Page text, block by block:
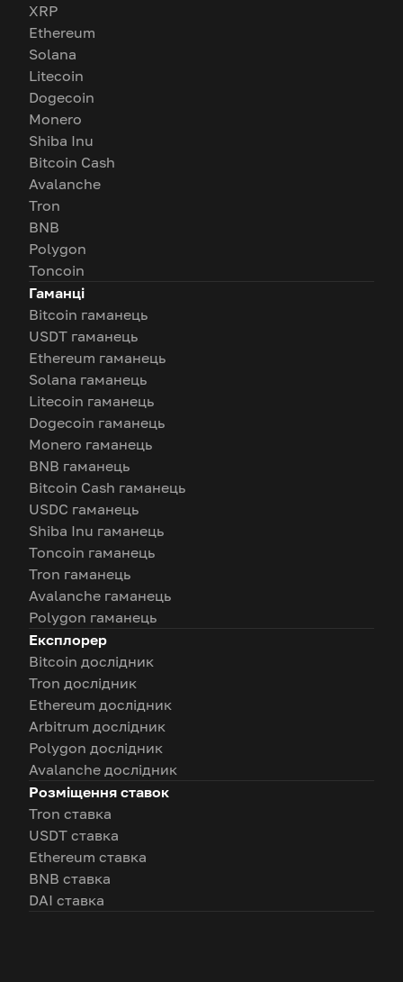
XRP
Ethereum
Solana
Litecoin
Dogecoin
Monero
Shiba Inu
Bitcoin Cash
Avalanche
Tron
BNB
Polygon
Toncoin
Гаманці
Bitcoin гаманець
USDT гаманець
Ethereum гаманець
Solana гаманець
Litecoin гаманець
Dogecoin гаманець
Monero гаманець
BNB гаманець
Bitcoin Cash гаманець
USDC гаманець
Shiba Inu гаманець
Toncoin гаманець
Tron гаманець
Avalanche гаманець
Polygon гаманець
Експлорер
Bitcoin дослідник
Tron дослідник
Ethereum дослідник
Arbitrum дослідник
Polygon дослідник
Avalanche дослідник
Розміщення ставок
Tron ставка
USDT ставка
Ethereum ставка
BNB ставка
DAI ставка